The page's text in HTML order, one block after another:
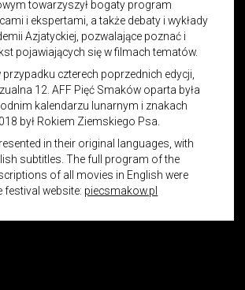
towarzyszył bogaty program
i ekspertami, a także debaty i wykłady
Azjatyckiej, pozwalające poznać i
pojawiających się w filmach tematów.
czterech poprzednich edycji,
12. AFF Pięć Smaków oparta była
kalendarzu lunarnym i znakach
był Rokiem Ziemskiego Psa.
in their original languages, with
subtitles. The full program of the
of all movies in English were
festival website: piecsmakow.pl